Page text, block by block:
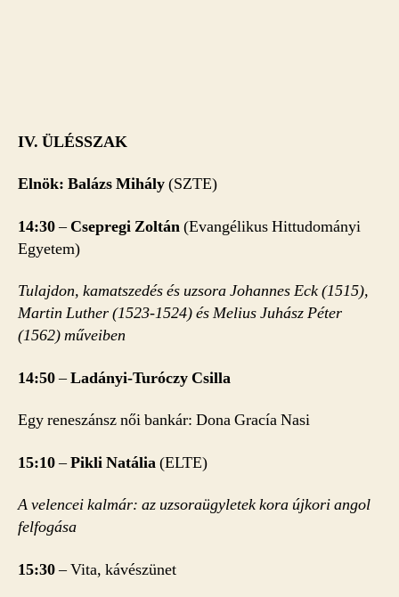
IV. ÜLÉSSZAK
Elnök: Balázs Mihály(SZTE)
14:30–Csepregi Zoltán(Evangélikus Hittudományi
Egyetem)
Tulajdon, kamatszedés és uzsora Johannes Eck (1515),
Martin Luther (1523-1524) és Melius Juhász Péter
(1562) műveiben
14:50–Ladányi-Turóczy Csilla
Egy reneszánsz női bankár: Dona Gracía Nasi
15:10–Pikli Natália(ELTE)
A velencei kalmár: az uzsoraügyletek kora újkori angol
felfogása
15:30– Vita, kávészünet